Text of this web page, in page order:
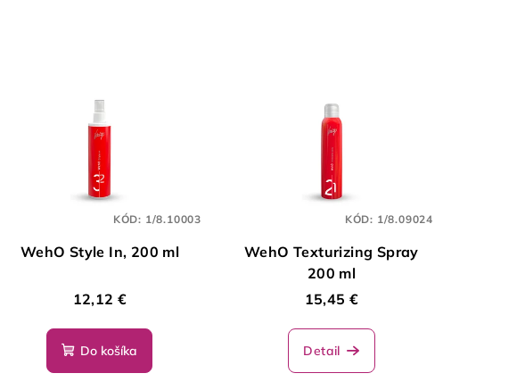
WehO Style In, 200 ml
12,12 €
Do košíka
KÓD: 1/8.10003
WehO Texturizing Spray
200 ml
15,45 €
Detail
KÓD: 1/8.09024